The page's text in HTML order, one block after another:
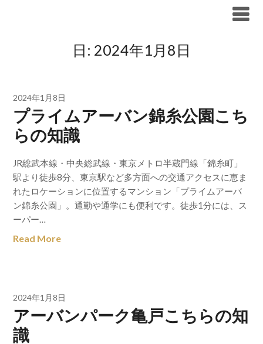
日: 2024年1月8日
2024年1月8日
プライムアーバン錦糸公園こち
らの知識
JR総武本線・中央総武線・東京メトロ半蔵門線「錦糸町」
駅より徒歩8分、東京駅など多方面への交通アクセスに恵ま
れたロケーションに位置するマンション「プライムアーバ
ン錦糸公園」。通勤や通学にも便利です。徒歩1分には、ス
ーパー…
Read More
2024年1月8日
アーバンパーク亀戸こちらの知
識